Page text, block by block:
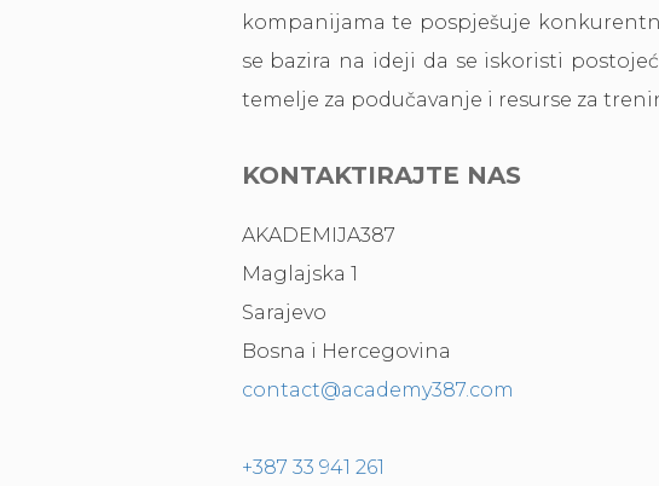
kompanijama te pospješuje
se bazira na ideji da se iskoristi
temelje za podučavanje i resurse za
KONTAKTIRAJTE NAS
AKADEMIJA387
Maglajska 1
Sarajevo
Bosna i Hercegovina
contact@academy387.com
+387 33 941 261